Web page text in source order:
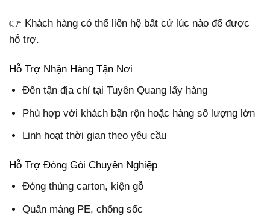
👉 Khách hàng có thể liên hệ bất cứ lúc nào để được
hỗ trợ.
Hỗ Trợ Nhận Hàng Tận Nơi
Đến tận địa chỉ tại Tuyên Quang lấy hàng
Phù hợp với khách bận rộn hoặc hàng số lượng lớn
Linh hoạt thời gian theo yêu cầu
Hỗ Trợ Đóng Gói Chuyên Nghiệp
Đóng thùng carton, kiện gỗ
Quấn màng PE, chống sốc